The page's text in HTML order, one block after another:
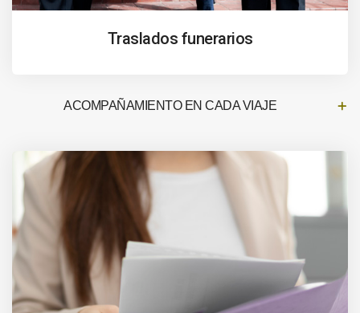
Traslados funerarios
ACOMPAÑAMIENTO EN CADA VIAJE